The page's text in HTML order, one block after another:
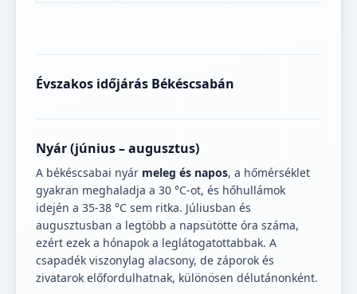
Évszakos időjárás Békéscsabán
Nyár (június – augusztus)
A békéscsabai nyár meleg és napos, a hőmérséklet
gyakran meghaladja a 30 °C-ot, és hőhullámok
idején a 35-38 °C sem ritka. Júliusban és
augusztusban a legtöbb a napsütötte óra száma,
ezért ezek a hónapok a leglátogatottabbak. A
csapadék viszonylag alacsony, de záporok és
zivatarok előfordulhatnak, különösen délutánonként.